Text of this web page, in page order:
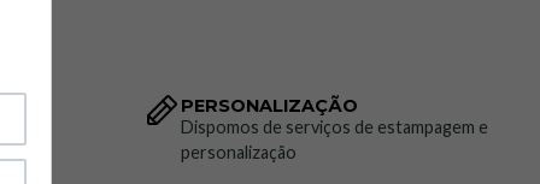
PERSONALIZAÇÃO
Dispomos de serviços de estampagem e
personalização